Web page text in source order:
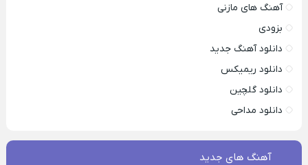
آهنگ های مازنی
بزودی
دانلود آهنگ جدید
دانلود ریمیکس
دانلود گلچین
دانلود مداحی
آهنگ های جدید